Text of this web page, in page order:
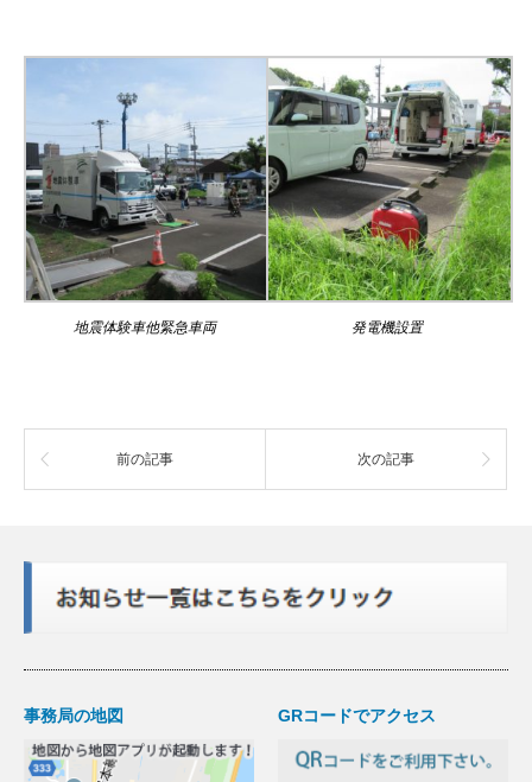
地震体験車他緊急車両 発電機設置
前の記事 次の記事
事務局の地図 GRコードでアクセス